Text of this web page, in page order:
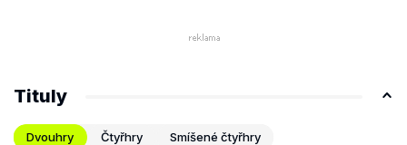
Tituly
Dvouhry Čtyřhry Smíšené čtyřhry